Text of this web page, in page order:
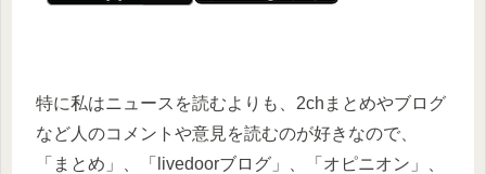
特に私はニュースを読むよりも、2chまとめやブログ
など人のコメントや意見を読むのが好きなので、
「まとめ」、「livedoorブログ」、「オピニオン」、